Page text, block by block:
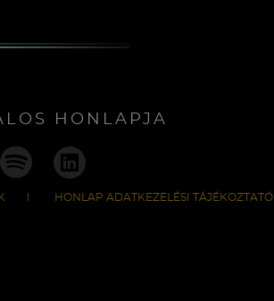
HONLAPJA
HONLAP ADATKEZELÉSI TÁJÉKOZTATÓ